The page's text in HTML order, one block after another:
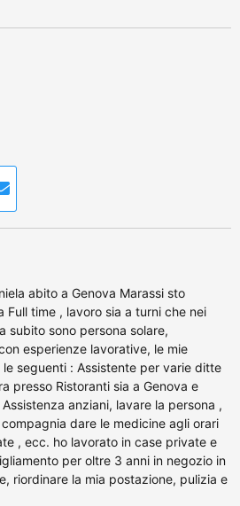
abito a Genova Marassi sto
Full time , lavoro sia a turni che nei
subito sono persona solare,
esperienze lavorative, le mie
seguenti : Assistente per varie ditte
presso Ristoranti sia a Genova e
anziani, lavare la persona ,
dare le medicine agli orari
, ecc. ho lavorato in case private e
per oltre 3 anni in negozio in
riordinare la mia postazione, pulizia e